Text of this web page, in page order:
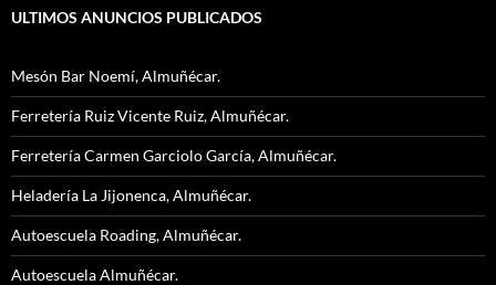
ULTIMOS ANUNCIOS PUBLICADOS
Mesón Bar Noemí, Almuñécar.
Ferretería Ruiz Vicente Ruiz, Almuñécar.
Ferretería Carmen Garciolo García, Almuñécar.
Heladería La Jijonenca, Almuñécar.
Autoescuela Roading, Almuñécar.
Autoescuela Almuñécar.